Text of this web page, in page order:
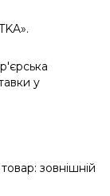
у
зовнішній